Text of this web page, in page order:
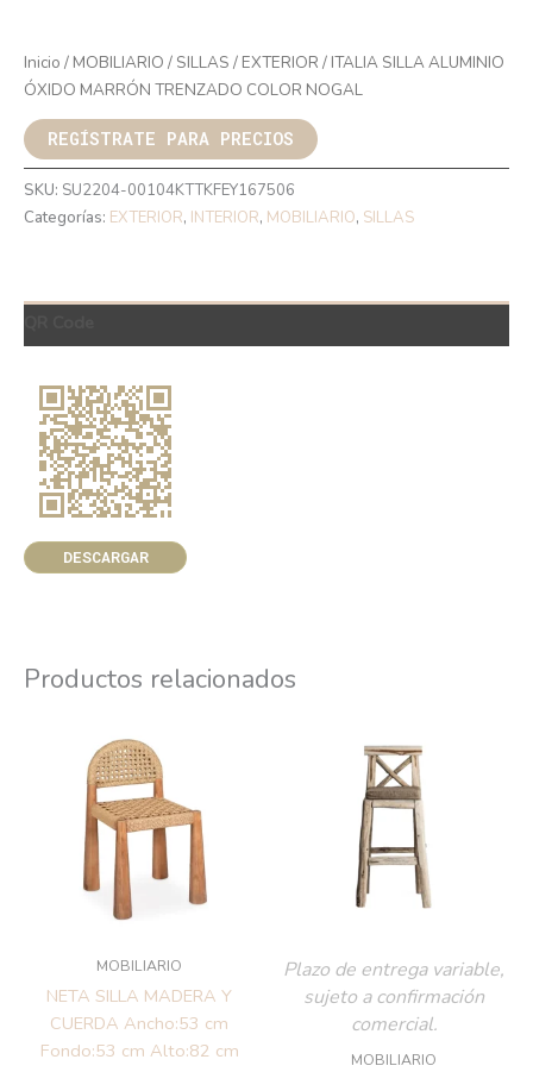
Inicio / MOBILIARIO / SILLAS / EXTERIOR / ITALIA SILLA ALUMINIO
ÓXIDO MARRÓN TRENZADO COLOR NOGAL
REGÍSTRATE PARA PRECIOS
SKU: SU2204-00104KTTKFEY167506
Categorías: EXTERIOR, INTERIOR, MOBILIARIO, SILLAS
DESCARGAR
Productos relacionados
MOBILIARIO
NETA SILLA MADERA Y
CUERDA Ancho:53 cm
Fondo:53 cm Alto:82 cm
Plazo de entrega variable,
sujeto a confirmación
comercial.
MOBILIARIO